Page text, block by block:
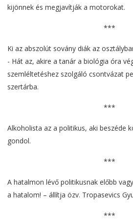
kijönnek és megjavítják a motorokat.
***
Ki az abszolút sovány diák az
- Hát az, akire a tanár a biológia óra
szemléltetéshez szolgáló csontvázat
szertárba.
***
Alkoholista az a politikus, aki beszéde
gondol.
***
A hatalmon lévő politikusnak előbb
a hatalom! – állítja özv. Tropasevics
***